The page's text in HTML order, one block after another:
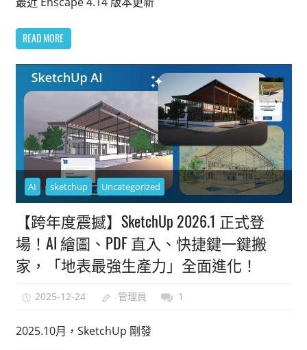
READ MORE
AI sketchup Uncategorized
【跨年度震撼】SketchUp 2026.1 正式登
場！AI 繪圖、PDF 直入、快捷鍵一鍵搬
家，「地表最強生產力」全面進化！
2025-12-24 管理員 1
2025.10月，SketchUp 剛發